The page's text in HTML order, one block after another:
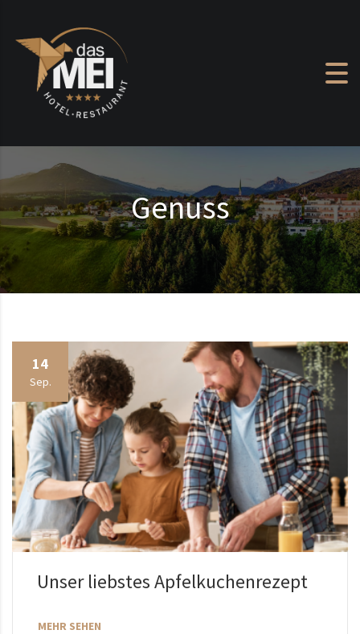
Genuss
14
Sep.
Unser liebstes Apfelkuchenrezept
MEHR SEHEN